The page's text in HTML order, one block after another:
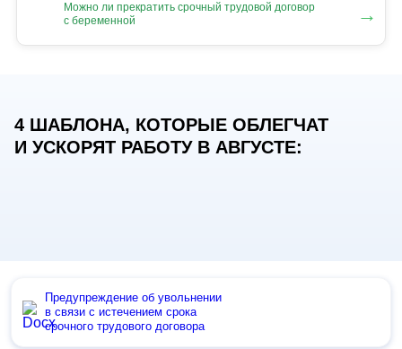
Можно ли прекратить срочный трудовой договор
с беременной
→
4 ШАБЛОНА, КОТОРЫЕ ОБЛЕГЧАТ
И УСКОРЯТ РАБОТУ В АВГУСТЕ:
Предупреждение об увольнении
в связи с истечением срока
срочного трудового договора